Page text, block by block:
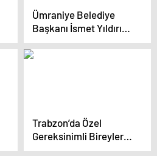
Meclis Toplantısı’na
Katıldı
Ümraniye Belediye
Başkanı İsmet Yıldırım,
kongre merkezi ve
şehir parkı projelerini
Trabzon’da Özel
Gereksinimli Bireyler
İstihdama